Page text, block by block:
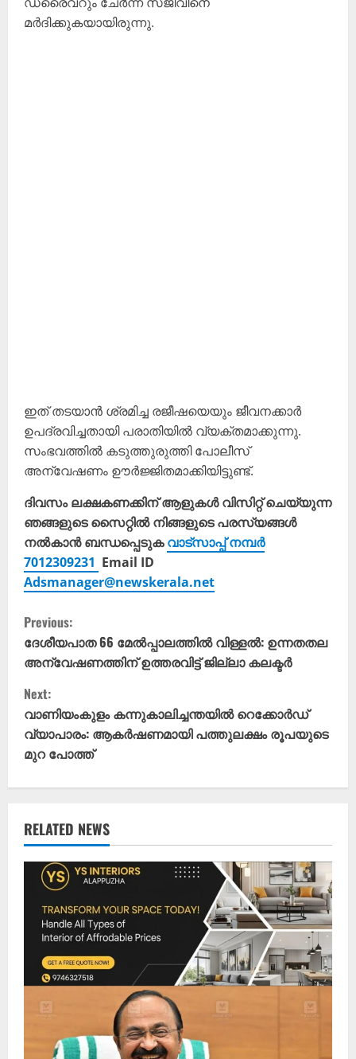
മർദിക്കുകയായിരുന്നു.
ഇത് തടയാൻ ശ്രമിച്ച രജീഷയെയും ജീവനക്കാർ
ഉപദ്രവിച്ചതായി പരാതിയിൽ വ്യക്തമാക്കുന്നു.
സംഭവത്തിൽ കടുത്തുരുത്തി പോലീസ്
അന്വേഷണം ഊർജ്ജിതമാക്കിയിട്ടുണ്ട്.
ദിവസം ലക്ഷകണക്കിന് ആളുകൾ വിസിറ്റ് ചെയ്യുന്ന
ഞങ്ങളുടെ സൈറ്റിൽ നിങ്ങളുടെ പരസ്യങ്ങൾ
നൽകാൻ ബന്ധപ്പെടുകവാട്സാപ്പ് നമ്പർ
7012309231 Email ID
Adsmanager@newskerala.net
C
o
n
t
i
n
u
e
d
Previous:
ദേശീയപാത 66 മേൽപ്പാലത്തിൽ വിള്ളൽ: ഉന്നതതല
അന്വേഷണത്തിന് ഉത്തരവിട്ട് ജില്ലാ കലക്ടർ
Next:
വാണിയംകുളം കന്നുകാലിച്ചന്തയിൽ റെക്കോർഡ്
വ്യാപാരം: ആകര്‍ഷണമായി പത്തുലക്ഷം രൂപയുടെ
മുറ പോത്ത്
RELATED NEWS